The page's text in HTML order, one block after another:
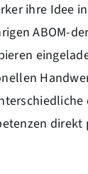
ihre Idee
ABOM-